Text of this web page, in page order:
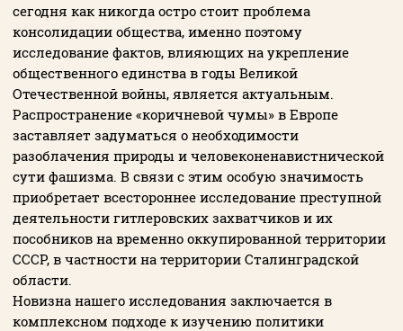
сегодня как никогда остро стоит проблема
консолидации общества, именно поэтому
исследование фактов, влияющих на укрепление
общественного единства в годы Великой
Отечественной войны, является актуальным.
Распространение «коричневой чумы» в Европе
заставляет задуматься о необходимости
разоблачения природы и человеконенавистнической
сути фашизма. В связи с этим особую значимость
приобретает всестороннее исследование преступной
деятельности гитлеровских захватчиков и их
пособников на временно оккупированной территории
СССР, в частности на территории Сталинградской
области.
Новизна нашего исследования заключается в
комплексном подходе к изучению политики